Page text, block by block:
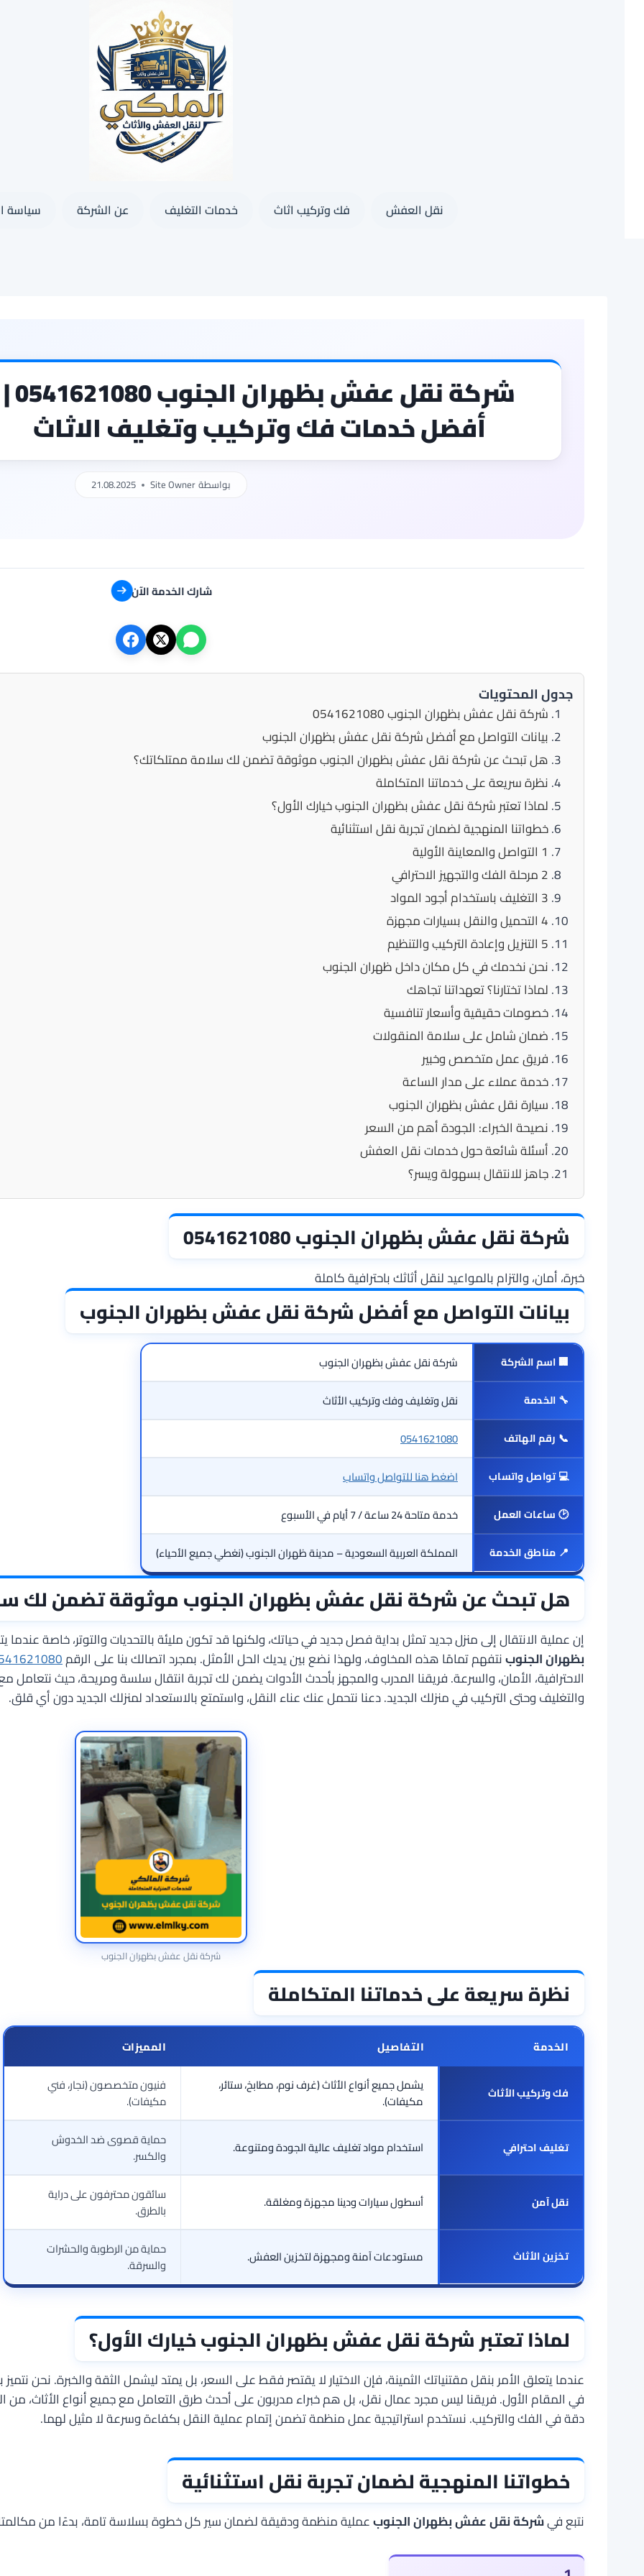
نقل العفش فك وتركيب اثاث خدمات التغليف عن الشركة سياسة
شركة نقل عفش بظهران الجنوب 0541621080 |
أفضل خدمات فك وتركيب وتغليف الاثاث
بواسطةSite Owner
21.08.2025
شارك الخدمة الآن
جدول المحتويات
شركة نقل عفش بظهران الجنوب 0541621080
بيانات التواصل مع أفضل شركة نقل عفش بظهران الجنوب
هل تبحث عن شركة نقل عفش بظهران الجنوب موثوقة تضمن لك سلامة ممتلكاتك؟
نظرة سريعة على خدماتنا المتكاملة
لماذا تعتبر شركة نقل عفش بظهران الجنوب خيارك الأول؟
خطواتنا المنهجية لضمان تجربة نقل استثنائية
1 التواصل والمعاينة الأولية
2 مرحلة الفك والتجهيز الاحترافي
3 التغليف باستخدام أجود المواد
4 التحميل والنقل بسيارات مجهزة
5 التنزيل وإعادة التركيب والتنظيم
نحن نخدمك في كل مكان داخل ظهران الجنوب
لماذا تختارنا؟ تعهداتنا تجاهك
خصومات حقيقية وأسعار تنافسية
ضمان شامل على سلامة المنقولات
فريق عمل متخصص وخبير
خدمة عملاء على مدار الساعة
سيارة نقل عفش بظهران الجنوب
نصيحة الخبراء: الجودة أهم من السعر
أسئلة شائعة حول خدمات نقل العفش
جاهز للانتقال بسهولة ويسر؟
شركة نقل عفش بظهران الجنوب 0541621080
خبرة، أمان، والتزام بالمواعيد لنقل أثاثك باحترافية كاملة
بيانات التواصل مع أفضل شركة نقل عفش بظهران الجنوب
🏢 اسم الشركة شركة نقل عفش بظهران الجنوب
🔧 الخدمة نقل وتغليف وفك وتركيب الأثاث
📞 رقم الهاتف 0541621080
💻 تواصل واتساب اضغط هنا للتواصل واتساب
🕑 ساعات العمل خدمة متاحة 24 ساعة / 7 أيام في الأسبوع
📍 مناطق الخدمة المملكة العربية السعودية – مدينة ظهران الجنوب (نغطي جميع الأحياء)
هل تبحث عن شركة نقل عفش بظهران الجنوب موثوقة تضمن لك
إن عملية الانتقال إلى منزل جديد تمثل بداية فصل جديد في حياتك، ولكنها قد تكون مليئة بالتحديات والتوتر، خاصة عندما
بظهران الجنوبنتفهم تمامًا هذه المخاوف، ولهذا نضع بين يديك الحل الأمثل. بمجرد اتصالك بنا على الرقم
الاحترافية، الأمان، والسرعة. فريقنا المدرب والمجهز بأحدث الأدوات يضمن لك تجربة انتقال سلسة ومريحة، حيث
والتغليف وحتى التركيب في منزلك الجديد. دعنا نتحمل عنك عناء النقل، واستمتع بالاستعداد لمنزلك الجديد دون أي قلق.
شركة نقل عفش بظهران الجنوب
نظرة سريعة على خدماتنا المتكاملة
الخدمة التفاصيل المميزات
فك وتركيب الأثاث
يشمل جميع أنواع الأثاث (غرف نوم، مطابخ، ستائر،
مكيفات).
فنيون متخصصون (نجار، فني
مكيفات).
تغليف احترافي استخدام مواد تغليف عالية الجودة ومتنوعة.
حماية قصوى ضد الخدوش
والكسر.
نقل آمن أسطول سيارات ودينا مجهزة ومغلقة.
سائقون محترفون على دراية
بالطرق.
تخزين الأثاث مستودعات آمنة ومجهزة لتخزين العفش.
حماية من الرطوبة والحشرات
والسرقة.
لماذا تعتبر شركة نقل عفش بظهران الجنوب خيارك الأول؟
عندما يتعلق الأمر بنقل مقتنياتك الثمينة، فإن الاختيار لا يقتصر فقط على السعر، بل يمتد ليشمل الثقة والخبرة. نحن
في المقام الأول. فريقنا ليس مجرد عمال نقل، بل هم خبراء مدربون على أحدث طرق التعامل مع جميع أنواع الأثاث، من
دقة في الفك والتركيب. نستخدم استراتيجية عمل منظمة تضمن إتمام عملية النقل بكفاءة وسرعة لا مثيل لهما.
خطواتنا المنهجية لضمان تجربة نقل استثنائية
نتبع فيشركة نقل عفش بظهران الجنوبعملية منظمة ودقيقة لضمان سير كل خطوة بسلاسة تامة، بدءًا من